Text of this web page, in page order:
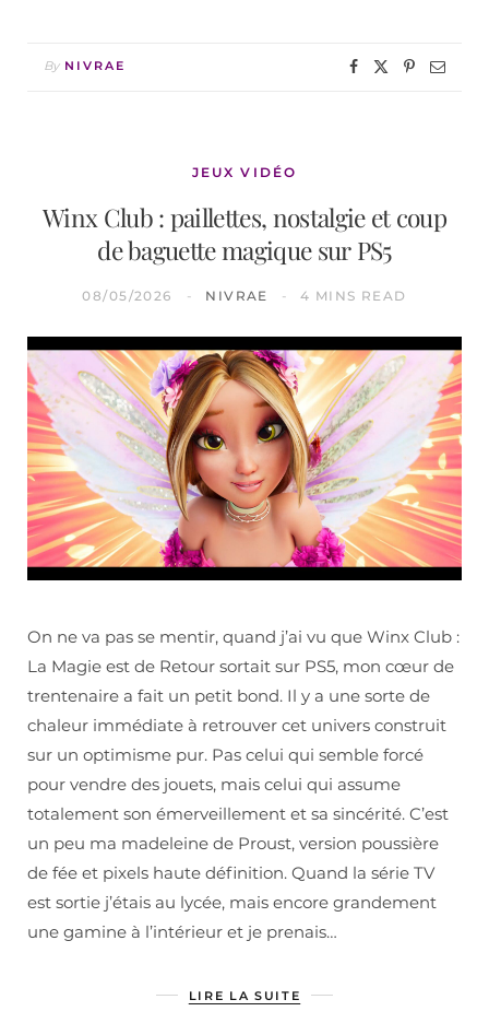
By NIVRAE
JEUX VIDÉO
Winx Club : paillettes, nostalgie et coup
de baguette magique sur PS5
08/05/2026 NIVRAE 4 MINS READ
On ne va pas se mentir, quand j’ai vu que Winx Club :
La Magie est de Retour sortait sur PS5, mon cœur de
trentenaire a fait un petit bond. Il y a une sorte de
chaleur immédiate à retrouver cet univers construit
sur un optimisme pur. Pas celui qui semble forcé
pour vendre des jouets, mais celui qui assume
totalement son émerveillement et sa sincérité. C’est
un peu ma madeleine de Proust, version poussière
de fée et pixels haute définition. Quand la série TV
est sortie j’étais au lycée, mais encore grandement
une gamine à l’intérieur et je prenais…
LIRE LA SUITE